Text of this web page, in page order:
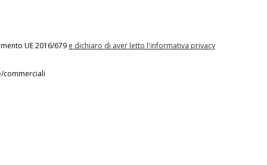
UE 2016/679 e dichiaro di aver letto l'informativa privacy
commerciali